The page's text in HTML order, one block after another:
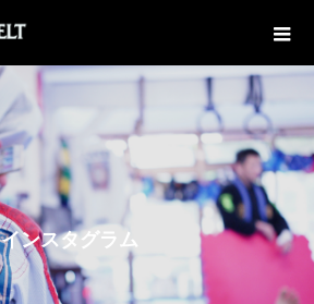
インスタグラ ム